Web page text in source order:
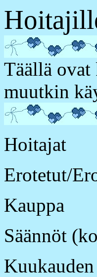
Täällä
muutkin
Hoitajat
Erotetut/
Kauppa
Säännöt